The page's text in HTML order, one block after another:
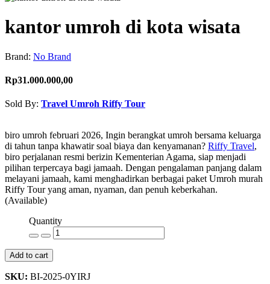
kantor umroh di kota wisata
Brand: No Brand
Rp31.000.000,00
Sold By: Travel Umroh Riffy Tour
biro umroh februari 2026, Ingin berangkat umroh bersama keluarga
di tahun tanpa khawatir soal biaya dan kenyamanan? Riffy Travel,
biro perjalanan resmi berizin Kementerian Agama, siap menjadi
pilihan terpercaya bagi jamaah. Dengan pengalaman panjang dalam
melayani jamaah, kami menghadirkan berbagai paket Umroh murah
Riffy Tour yang aman, nyaman, dan penuh keberkahan.
(Available)
Quantity
Add to cart
SKU: BI-2025-0YIRJ